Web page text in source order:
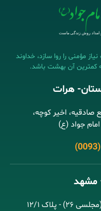
مؤمنی را روا سازد، خداوند
کمترین آن بهشت باشد.
هرات
صادقیه، اخیر کوچه،
جواد (ع)
مشهد